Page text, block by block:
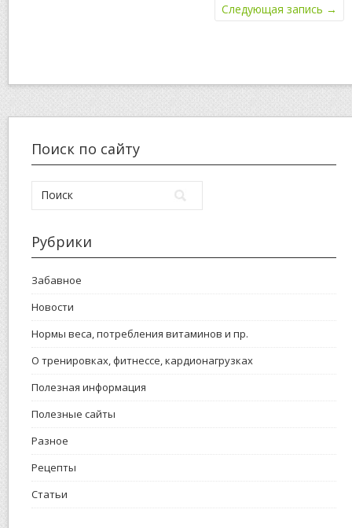
Следующая запись →
Поиск по сайту
Рубрики
Забавное
Новости
Нормы веса, потребления витаминов и пр.
О тренировках, фитнессе, кардионагрузках
Полезная информация
Полезные сайты
Разное
Рецепты
Статьи